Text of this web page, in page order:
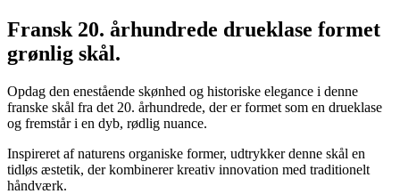
Fransk 20. århundrede drueklase formet
grønlig skål.
Opdag den enestående skønhed og historiske elegance i denne
franske skål fra det 20. århundrede, der er formet som en drueklase
og fremstår i en dyb, rødlig nuance.
Inspireret af naturens organiske former, udtrykker denne skål en
tidløs æstetik, der kombinerer kreativ innovation med traditionelt
håndværk.